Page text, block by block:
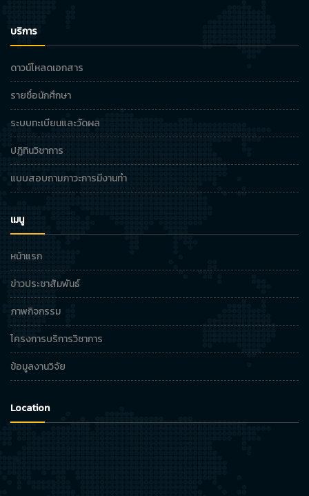
บริการ
ดาวน์โหลดเอกสาร
รายชื่อนักศึกษา
ระบบทะเบียนและวัดผล
ปฏิทินวิชาการ
แบบสอบถามภาวะการมีงานทำ
เมนู
หน้าแรก
ข่าวประชาสัมพันธ์
ภาพกิจกรรม
โครงการบริการวิชาการ
ข้อมูลงานวิจัย
Location